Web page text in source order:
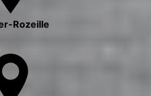
Rozeille